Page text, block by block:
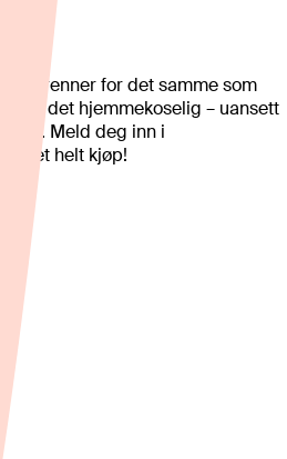
brenner for det samme som
gjør det hjemmekoselig – uansett
Meld deg inn i
på et helt kjøp!